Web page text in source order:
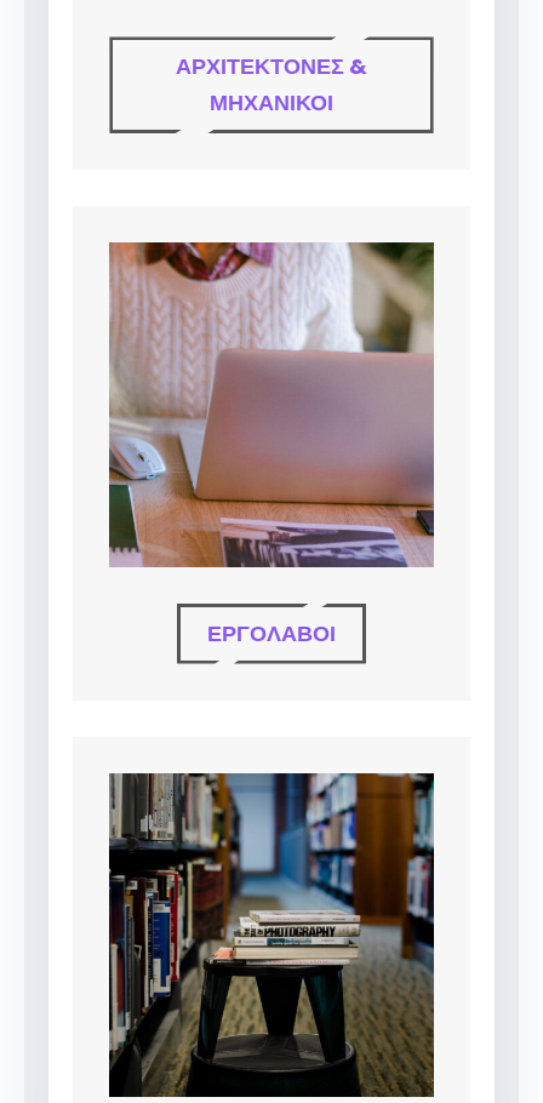
ΑΡΧΙΤΈΚΤΟΝΕΣ &
ΜΗΧΑΝΙΚΟΊ
ΕΡΓΟΛΆΒΟΙ